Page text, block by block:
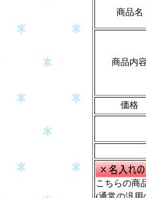
商品名
商品内
価格
こちらの商